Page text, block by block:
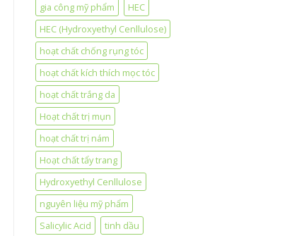
gia công mỹ phẩm
HEC
HEC (Hydroxyethyl Cenllulose)
hoạt chất chống rụng tóc
hoạt chất kích thích mọc tóc
hoạt chất trắng da
Hoạt chất trị mụn
hoạt chất trị nám
Hoạt chất tẩy trang
Hydroxyethyl Cenllulose
nguyên liệu mỹ phẩm
Salicylic Acid
tinh dầu